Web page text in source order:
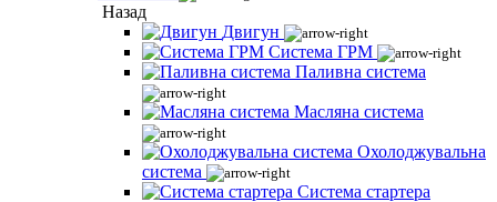
Назад
Двигун
Система ГРМ
Паливна система
Масляна система
Охолоджувальна
система
Система стартера